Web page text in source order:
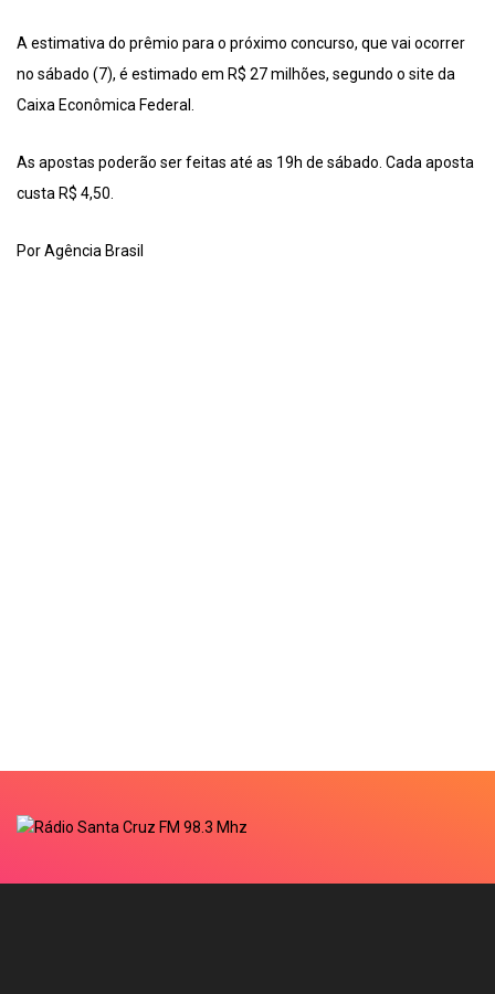
A estimativa do prêmio para o próximo concurso, que vai ocorrer
no sábado (7), é estimado em R$ 27 milhões, segundo o site da
Caixa Econômica Federal.
As apostas poderão ser feitas até as 19h de sábado. Cada aposta
custa R$ 4,50.
Por Agência Brasil